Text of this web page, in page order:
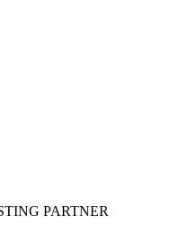
PARTNER